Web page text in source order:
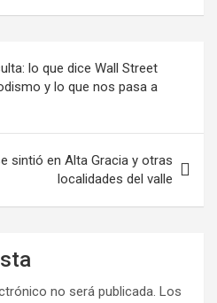
lo que dice Wall Street
y lo que nos pasa a
sintió en Alta Gracia y otras
localidades del valle
no será publicada. Los